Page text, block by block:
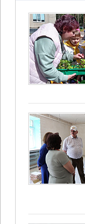
Награждена:
2002г. – Почетной
2005г. – Почетной
2009г. –
2017г. –
2018г. – Грамотой
Семья: замужем,